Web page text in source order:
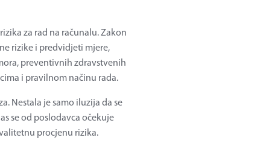
za rad na računalu. Zakon
rizike i predvidjeti mjere,
preventivnih zdravstvenih
i pravilnom načinu rada.
Nestala je samo iluzija da se
se od poslodavca očekuje
procjenu rizika.